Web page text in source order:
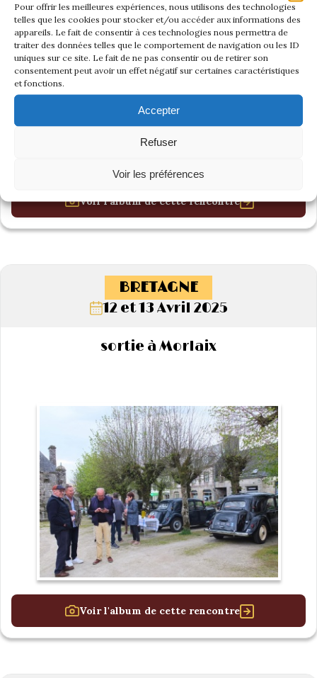
Pour offrir les meilleures expériences, nous utilisons des technologies
telles que les cookies pour stocker et/ou accéder aux informations des
appareils. Le fait de consentir à ces technologies nous permettra de
traiter des données telles que le comportement de navigation ou les ID
uniques sur ce site. Le fait de ne pas consentir ou de retirer son
consentement peut avoir un effet négatif sur certaines caractéristiques
et fonctions.
Accepter
Refuser
Voir les préférences
Voir l'album de cette rencontre
BRETAGNE
12 et 13 Avril 2025
sortie à Morlaix
Voir l'album de cette rencontre